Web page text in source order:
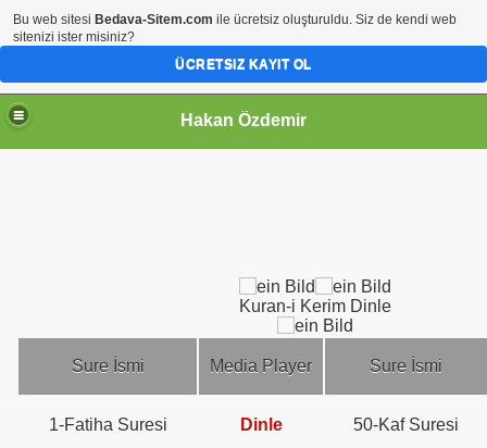
Hakan Özdemir
Kuran-i Kerim Dinle
Sure İsmi Media Player Sure İsmi
1-Fatiha Suresi Dinle 50-Kaf Suresi
Bu web sitesi Bedava-Sitem.com ile ücretsiz oluşturuldu. Siz de kendi web
sitenizi ister misiniz?
ÜCRETSIZ KAYIT OL